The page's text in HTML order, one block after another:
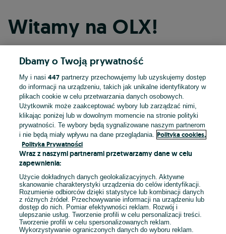
Witamy na OLX!
Kontynuuj przez Facebooka
Kontynuuj przez konto Apple
Kontynuuj przez konto Google
LUB
E-mail
Dbamy o Twoją prywatność
My i nasi447 partnerzy przechowujemy lub uzyskujemy dostęp
do informacji na urządzeniu, takich jak unikalne identyfikatory w
plikach cookie w celu przetwarzania danych osobowych.
Użytkownik może zaakceptować wybory lub zarządzać nimi,
klikając poniżej lub w dowolnym momencie na stronie polityki
prywatności. Te wybory będą sygnalizowane naszym partnerom
i nie będą miały wpływu na dane przeglądania.
Polityka cookies,
Polityka Prywatności
Wraz z naszymi partnerami przetwarzamy dane w celu
zapewnienia:
Użycie dokładnych danych geolokalizacyjnych. Aktywne
skanowanie charakterystyki urządzenia do celów identyfikacji.
Rozumienie odbiorców dzięki statystyce lub kombinacji danych
z różnych źródeł. Przechowywanie informacji na urządzeniu lub
dostęp do nich. Pomiar efektywności reklam. Rozwój i
ulepszanie usług. Tworzenie profili w celu personalizacji treści.
Tworzenie profili w celu spersonalizowanych reklam.
Wykorzystywanie ograniczonych danych do wyboru reklam.